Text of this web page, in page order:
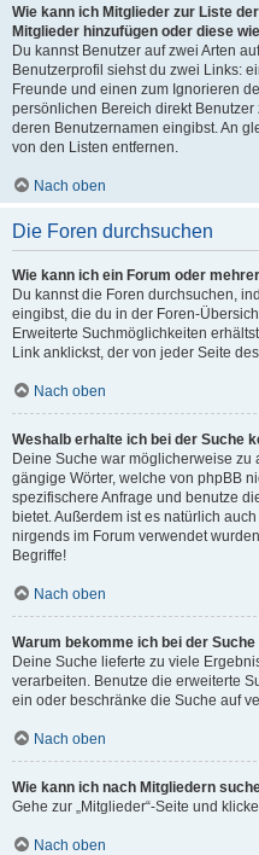
Wie kann ich Mitglieder zur Liste
Mitglieder hinzufügen oder diese
Du kannst Benutzer auf zwei Arten
Benutzerprofil siehst du zwei Links:
Freunde und einen zum Ignorieren
persönlichen Bereich direkt
deren Benutzernamen eingibst. An
von den Listen entfernen.
Nach oben
Die Foren durchsuchen
Wie kann ich ein Forum oder
Du kannst die Foren durchsuchen,
eingibst, die du in der Foren-
Erweiterte Suchmöglichkeiten
Link anklickst, der von jeder Seite
Nach oben
Weshalb erhalte ich bei der Suche
Deine Suche war möglicherweise
gängige Wörter, welche von phpBB
spezifischere Anfrage und benutze
bietet. Außerdem ist es natürlich
nirgends im Forum verwendet
Begriffe!
Nach oben
Warum bekomme ich bei der
Deine Suche lieferte zu viele
verarbeiten. Benutze die erweiterte
ein oder beschränke die Suche auf
Nach oben
Wie kann ich nach Mitgliedern
Gehe zur „Mitglieder“-Seite und
Nach oben